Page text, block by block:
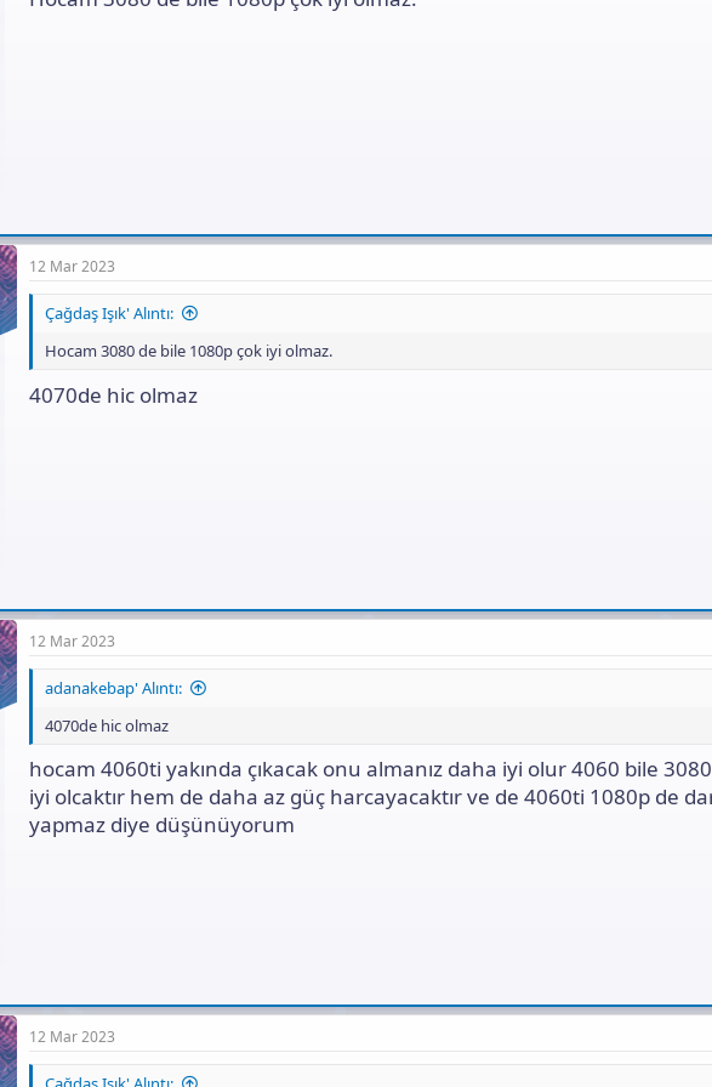
12 Mar 2023
Çağdaş Işık' Alıntı:
Hocam 3080 de bile 1080p çok iyi olmaz.
4070de hic olmaz
12 Mar 2023
adanakebap' Alıntı:
4070de hic olmaz
hocam 4060ti yakında çıkacak onu almanız daha iyi olur 4060 bile
iyi olcaktır hem de daha az güç harcayacaktır ve de 4060ti 1080p de
yapmaz diye düşünüyorum
12 Mar 2023